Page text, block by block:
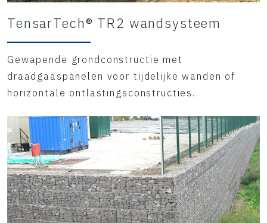
TensarTech® TR2 wandsysteem
Gewapende grondconstructie met
draadgaaspanelen voor tijdelijke wanden of
horizontale ontlastingsconstructies.